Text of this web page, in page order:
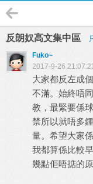
反朗奴高文集中區
Fuko~
2017-9-26
大家都反左成
不滿。始終唔
教，最緊要係球
禁所以就唔多
量。希望大家
我都算係比較
幾點佢唔掂的